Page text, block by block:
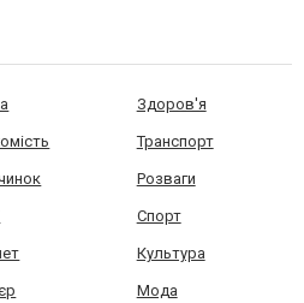
Здоров'я
Транспорт
Розваги
Спорт
Культура
Мода